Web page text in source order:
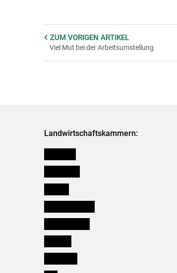
ZUM VORIGEN ARTIKEL
Viel Mut bei der Arbeitsumstellung
Landwirtschaftskammern: